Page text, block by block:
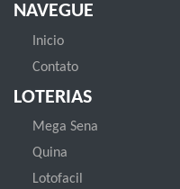
NAVEGUE
Inicio
Contato
LOTERIAS
Mega Sena
Quina
Lotofacil